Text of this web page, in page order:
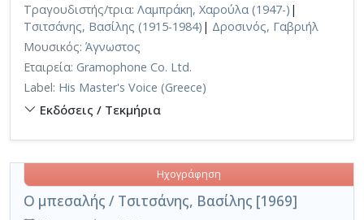
Τραγουδιστής/τρια: Λαμπράκη, Χαρούλα (1947-) |
Τσιτσάνης, Βασίλης (1915-1984) | Δροσινός, Γαβριήλ
Μουσικός: Άγνωστος
Εταιρεία: Gramophone Co. Ltd.
Label: His Master's Voice (Greece)
Εκδόσεις / Τεκμήρια
Ο μπεσαλής / Τσιτσάνης, Βασίλης [1969]
Ηχογράφηση